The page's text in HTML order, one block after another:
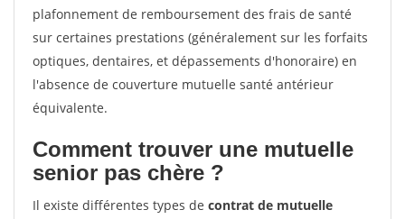
plafonnement de remboursement des frais de santé
sur certaines prestations (généralement sur les forfaits
optiques, dentaires, et dépassements d'honoraire) en
l'absence de couverture mutuelle santé antérieur
équivalente.
Comment trouver une mutuelle
senior pas chère ?
Il existe différentes types de contrat de mutuelle